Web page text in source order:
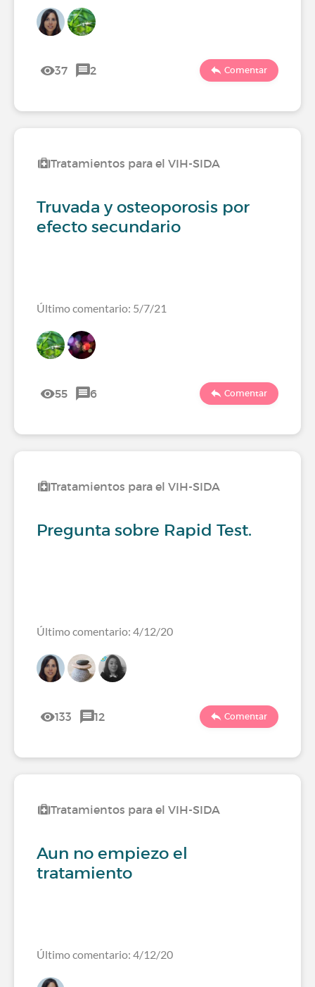
37 2 Comentar
Tratamientos para el VIH-SIDA
Truvada y osteoporosis por
efecto secundario
Último comentario: 5/7/21
55 6 Comentar
Tratamientos para el VIH-SIDA
Pregunta sobre Rapid Test.
Último comentario: 4/12/20
133 12 Comentar
Tratamientos para el VIH-SIDA
Aun no empiezo el
tratamiento
Último comentario: 4/12/20